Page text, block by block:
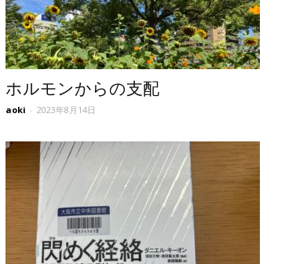
ホルモンからの支配
aoki - 2023年8月14日